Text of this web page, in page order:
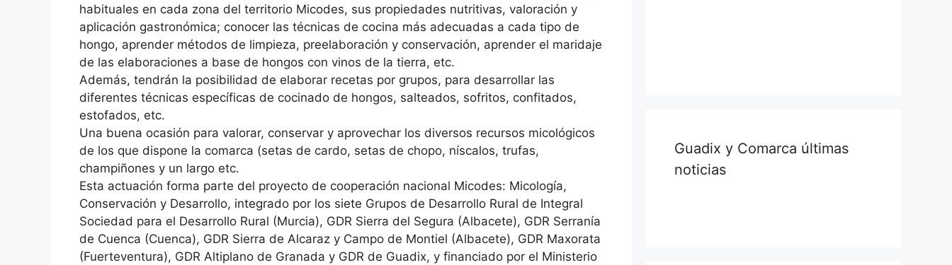
habituales en cada zona del territorio Micodes, sus propiedades nutritivas, valoración y
aplicación gastronómica; conocer las técnicas de cocina más adecuadas a cada tipo de
hongo, aprender métodos de limpieza, preelaboración y conservación, aprender el maridaje
de las elaboraciones a base de hongos con vinos de la tierra, etc.
Además, tendrán la posibilidad de elaborar recetas por grupos, para desarrollar las
diferentes técnicas específicas de cocinado de hongos, salteados, sofritos, confitados,
estofados, etc.
Una buena ocasión para valorar, conservar y aprovechar los diversos recursos micológicos
de los que dispone la comarca (setas de cardo, setas de chopo, níscalos, trufas,
champiñones y un largo etc.
Esta actuación forma parte del proyecto de cooperación nacional Micodes: Micología,
Conservación y Desarrollo, integrado por los siete Grupos de Desarrollo Rural de Integral
Sociedad para el Desarrollo Rural (Murcia), GDR Sierra del Segura (Albacete), GDR Serranía
de Cuenca (Cuenca), GDR Sierra de Alcaraz y Campo de Montiel (Albacete), GDR Maxorata
(Fuerteventura), GDR Altiplano de Granada y GDR de Guadix, y financiado por el Ministerio
Guadix y Comarca últimas
noticias